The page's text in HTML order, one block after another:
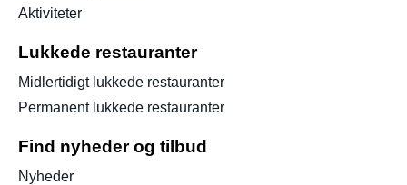
Aktiviteter
Lukkede restauranter
Midlertidigt lukkede restauranter
Permanent lukkede restauranter
Find nyheder og tilbud
Nyheder